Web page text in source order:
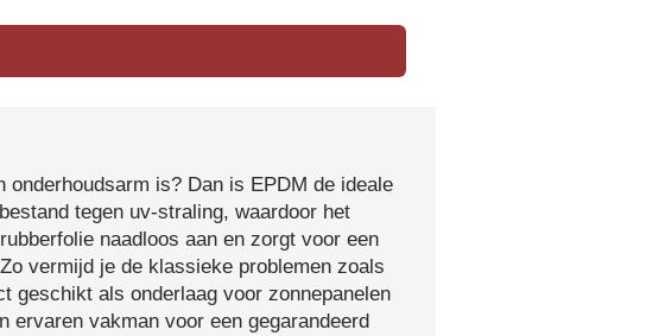
onderhoudsarm is? Dan is EPDM de ideale
tegen uv-straling, waardoor het
naadloos aan en zorgt voor een
vermijd je de klassieke problemen zoals
geschikt als onderlaag voor zonnepanelen
ervaren vakman voor een gegarandeerd